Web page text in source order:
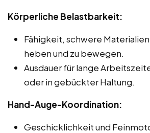
Körperliche Belastbarkeit:
Fähigkeit, schwere Materialien
heben und zu bewegen.
Ausdauer für lange
oder in gebückter Haltung.
Hand-Auge-Koordination:
Geschicklichkeit und